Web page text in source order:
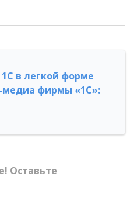
в легкой форме
фирмы «1С»:
Оставьте